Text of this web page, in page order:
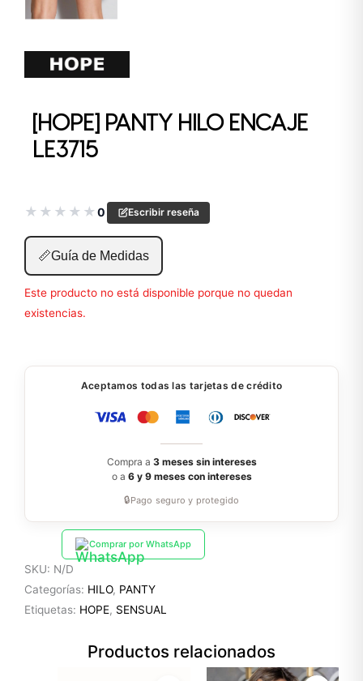
[HOPE] PANTY HILO ENCAJE
LE3715
★ ★ ★ ★ ★0 Escribir reseña
📏Guía de Medidas
Este producto no está disponible porque no quedan
existencias.
Aceptamos todas las tarjetas de crédito
Compra a 3 meses sin intereses
o a 6 y 9 meses con intereses
🔒Pago seguro y protegido
Comprar por WhatsApp
SKU: N/D
Categorías: HILO, PANTY
Etiquetas: HOPE, SENSUAL
Productos relacionados